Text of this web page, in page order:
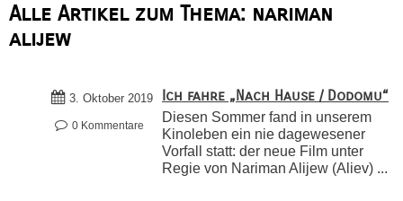
Alle Artikel zum Thema: nariman
alijew
3. Oktober 2019
0 Kommentare
Ich fahre „Nach Hause / Dodomu“
Diesen Sommer fand in unserem
Kinoleben ein nie dagewesener
Vorfall statt: der neue Film unter
Regie von Nariman Alijew (Aliev) ...